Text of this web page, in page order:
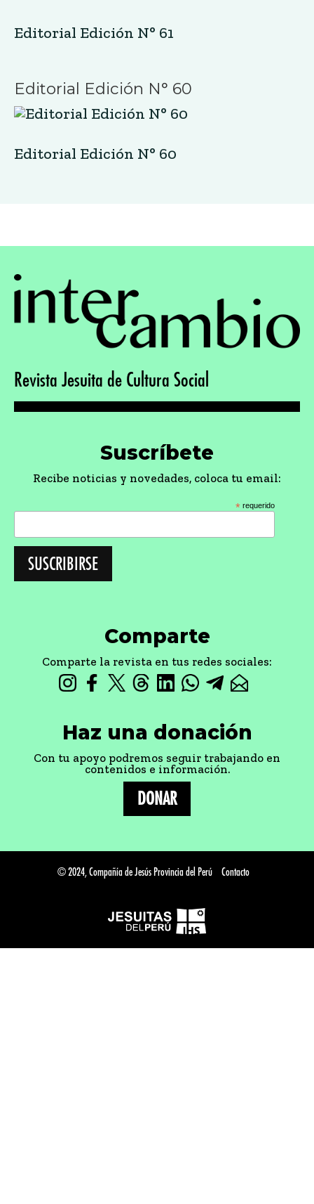
Editorial Edición N° 61
Editorial Edición N° 60
Editorial Edición N° 60
Revista Jesuita de Cultura Social
Suscríbete
Recibe noticias y novedades, coloca tu email:
* requerido
Comparte
Comparte la revista en tus redes sociales:
Haz una donación
Con tu apoyo podremos seguir trabajando en
contenidos e información.
DONAR
© 2024, Compañía de Jesús Provincia del Perú Contacto